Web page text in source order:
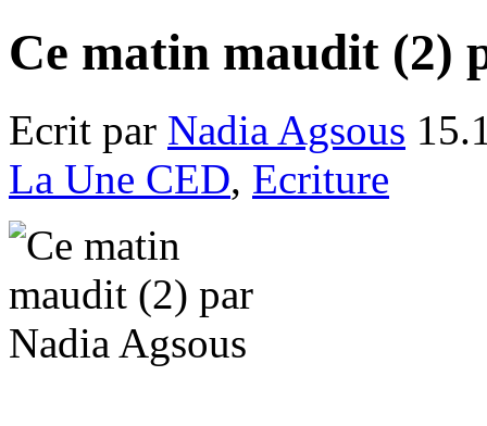
Ce matin maudit (2)
Ecrit par Nadia Agsous
La Une CED, Ecriture